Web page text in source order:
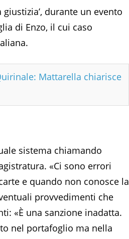
durante un evento
di Enzo, il cui caso
Mattarella chiarisce
sistema chiamando
«Ci sono errori
e quando non conosce la
provvedimenti che
«È una sanzione inadatta.
nel portafoglio ma nella